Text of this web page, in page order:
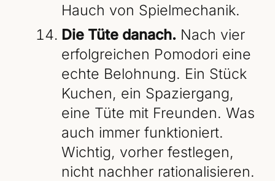
Hauch von Spielmechanik.
Die Tüte danach. Nach vier
erfolgreichen Pomodori eine
echte Belohnung. Ein Stück
Kuchen, ein Spaziergang,
eine Tüte mit Freunden. Was
auch immer funktioniert.
Wichtig, vorher festlegen,
nicht nachher rationalisieren.